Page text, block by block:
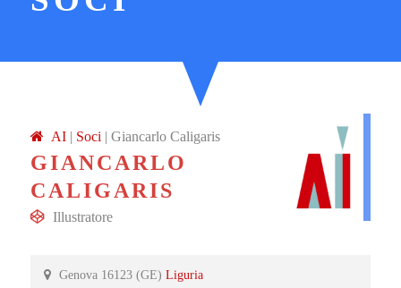
AI | Soci | Giancarlo Caligaris
GIANCARLO
CALIGARIS
Illustratore
Genova 16123 (GE) Liguria